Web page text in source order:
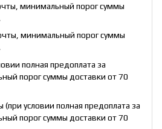
минимальный порог суммы
минимальный порог суммы
полная предоплата за
порог суммы доставки от 70
(при условии полная предоплата за
порог суммы доставки от 70